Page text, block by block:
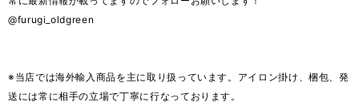
@furugi_oldgreen
※当店では海外輸入商品を主に取り扱っています。アイロン掛け、梱包、発
送には常に相手の立場で丁寧に行なっております。